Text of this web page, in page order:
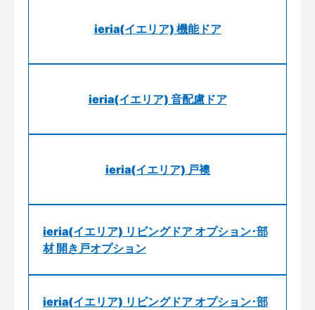
ieria(イエリア) 機能ドア
ieria(イエリア) 音配慮ドア
ieria(イエリア) 戸襖
ieria(イエリア) リビングドア オプション･部
材 開き戸オプション
ieria(イエリア) リビングドア オプション･部